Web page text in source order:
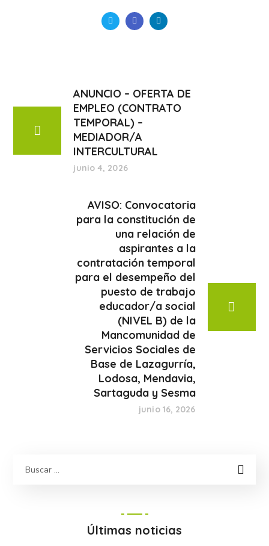
ANUNCIO – OFERTA DE
EMPLEO (CONTRATO
TEMPORAL) –
MEDIADOR/A
INTERCULTURAL
junio 4, 2026
AVISO: Convocatoria
para la constitución de
una relación de
aspirantes a la
contratación temporal
para el desempeño del
puesto de trabajo
educador/a social
(NIVEL B) de la
Mancomunidad de
Servicios Sociales de
Base de Lazagurría,
Lodosa, Mendavia,
Sartaguda y Sesma
junio 16, 2026
Últimas noticias